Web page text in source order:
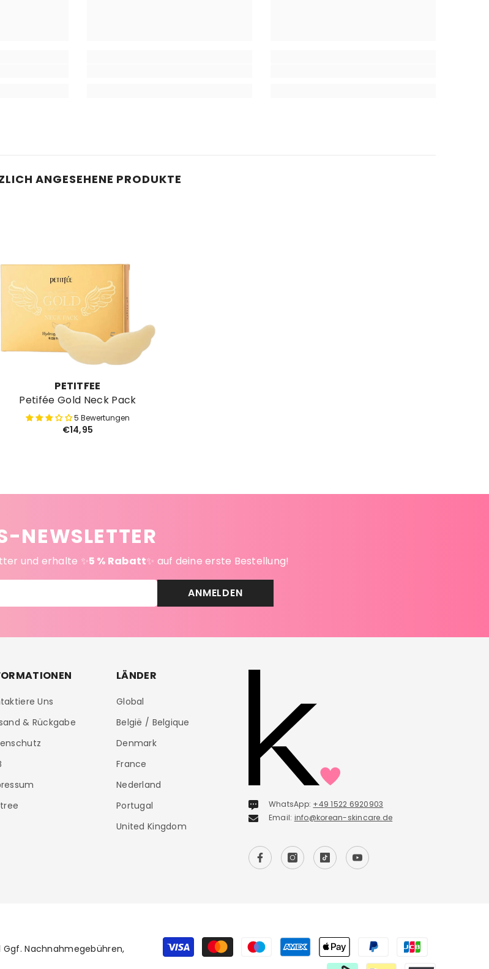
ANGESEHENE PRODUKTE
PETITFEE
Petifée Gold Neck Pack
5 Bewertungen
€14,95
NEWSLETTER
und erhalte ✨5 % Rabatt✨ auf deine erste Bestellung!
ANMELDEN
Uns
& Rückgabe
LÄNDER
Global
België / Belgique
Denmark
France
Nederland
Portugal
United Kingdom
WhatsApp: +49 1522 6920903
Email: info@korean-skincare.de
Ggf. Nachnahmegebühren,